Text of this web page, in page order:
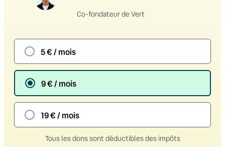
Co-fondateur de Vert
5 € / mois
9 € / mois
19 € / mois
Tous les dons sont déductibles des impôts